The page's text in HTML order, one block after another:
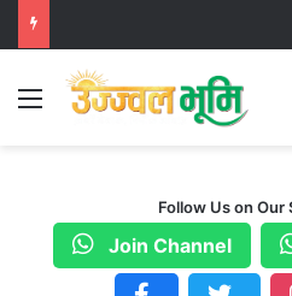
Menu
Follow Us on Our
Join Channel